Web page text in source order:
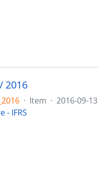
2016
· Item · 2016-09-13
- IFRS